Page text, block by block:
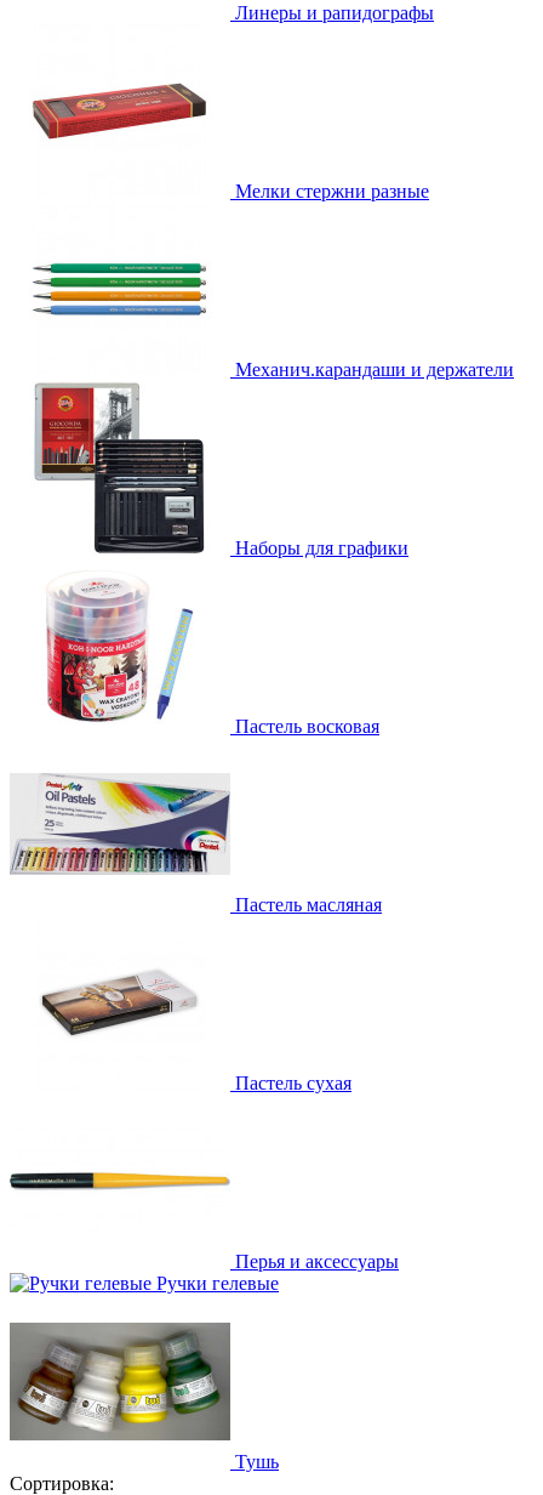
Линеры и рапидографы
Мелки стержни разные
Механич.карандаши и держатели
Наборы для графики
Пастель восковая
Пастель масляная
Пастель сухая
Перья и аксессуары
Ручки гелевые
Тушь
Сортировка: